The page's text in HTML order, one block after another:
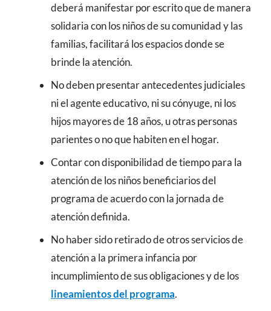
deberá manifestar por escrito que de manera
solidaria con los niños de su comunidad y las
familias, facilitará los espacios donde se
brinde la atención.
No deben presentar antecedentes judiciales
ni el agente educativo, ni su cónyuge, ni los
hijos mayores de 18 años, u otras personas
parientes o no que habiten en el hogar.
Contar con disponibilidad de tiempo para la
atención de los niños beneficiarios del
programa de acuerdo con la jornada de
atención definida.
No haber sido retirado de otros servicios de
atención a la primera infancia por
incumplimiento de sus obligaciones y de los
lineamientos del programa.